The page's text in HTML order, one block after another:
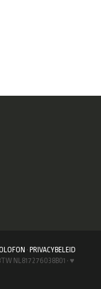
· PRIVACYBELEID
NL817276038B01 · ♥